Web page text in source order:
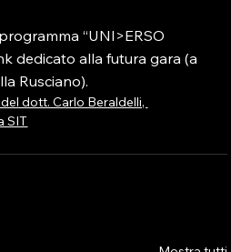
“UNI>ERSO
dedicato alla futura gara (a
Rusciano).
dott. Carlo Beraldelli,
SIT